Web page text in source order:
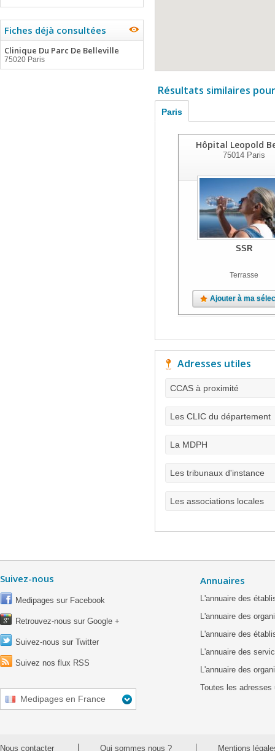
Fiches déjà consultées
Clinique Du Parc De Belleville
75020 Paris
Résultats similaires
Paris
Hôpital Leopold
75014 Paris
SSR
Terrasse
Ajouter à ma
Adresses utiles
CCAS à proximité
Les CLIC du département
La MDPH
Les tribunaux d'instance
Les associations locales
Suivez-nous
Medipages sur Facebook
Retrouvez-nous sur Google +
Suivez-nous sur Twitter
Suivez nos flux RSS
Medipages en France
Annuaires
L'annuaire des
L'annuaire des
L'annuaire des
L'annuaire des
L'annuaire des
Toutes les adresses
Nous contacter Qui sommes nous ? Mentions